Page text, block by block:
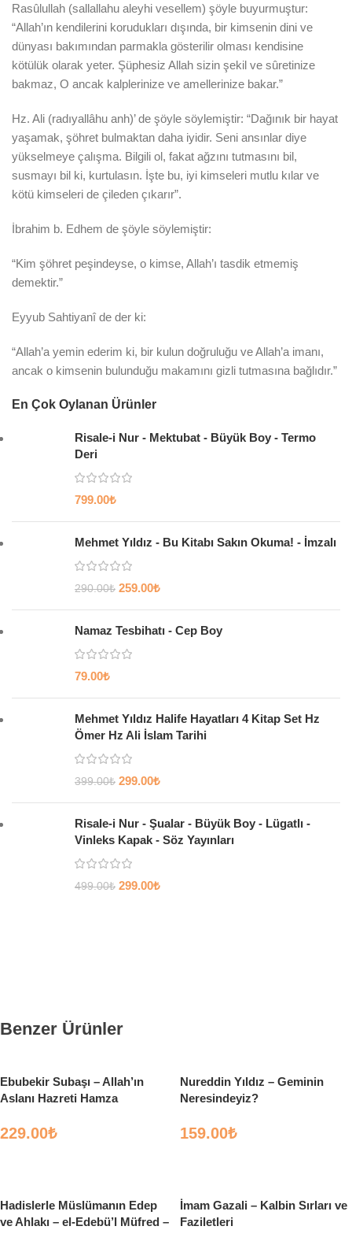
Rasûlullah (sallallahu aleyhi vesellem) şöyle buyurmuştur:
“Allah’ın kendilerini korudukları dışında, bir kimsenin dini ve
dünyası bakımından parmakla gösterilir olması kendisine
kötülük olarak yeter. Şüphesiz Allah sizin şekil ve sûretinize
bakmaz, O ancak kalplerinize ve amellerinize bakar.”
Hz. Ali (radıyallâhu anh)’ de şöyle söylemiştir: “Dağınık bir hayat
yaşamak, şöhret bulmaktan daha iyidir. Seni ansınlar diye
yükselmeye çalışma. Bilgili ol, fakat ağzını tutmasını bil,
susmayı bil ki, kurtulasın. İşte bu, iyi kimseleri mutlu kılar ve
kötü kimseleri de çileden çıkarır”.
İbrahim b. Edhem de şöyle söylemiştir:
“Kim şöhret peşindeyse, o kimse, Allah’ı tasdik etmemiş
demektir.”
Eyyub Sahtiyanî de der ki:
“Allah’a yemin ederim ki, bir kulun doğruluğu ve Allah’a imanı,
ancak o kimsenin bulunduğu makamını gizli tutmasına bağlıdır.”
En Çok Oylanan Ürünler
Risale-i Nur - Mektubat - Büyük Boy - Termo
Deri
799.00₺
Mehmet Yıldız - Bu Kitabı Sakın Okuma! - İmzalı
290.00₺ 259.00₺
Namaz Tesbihatı - Cep Boy
79.00₺
Mehmet Yıldız Halife Hayatları 4 Kitap Set Hz
Ömer Hz Ali İslam Tarihi
399.00₺ 299.00₺
Risale-i Nur - Şualar - Büyük Boy - Lügatlı -
Vinleks Kapak - Söz Yayınları
499.00₺ 299.00₺
Benzer Ürünler
Ebubekir Subaşı – Allah’ın
Aslanı Hazreti Hamza
229.00₺
Nureddin Yıldız – Geminin
Neresindeyiz?
159.00₺
Hadislerle Müslümanın Edep
ve Ahlakı – el-Edebü’l Müfred –
İmam Gazali – Kalbin Sırları ve
Faziletleri